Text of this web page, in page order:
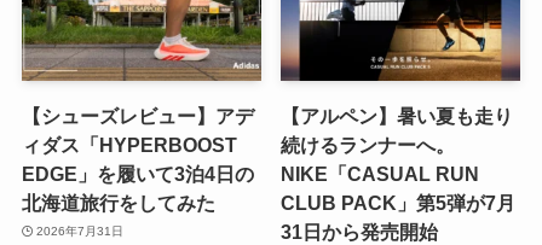
【シューズレビュー】アデ
ィダス「HYPERBOOST
EDGE」を履いて3泊4日の
北海道旅行をしてみた
2026年7月31日
【アルペン】暑い夏も走り
続けるランナーへ。
NIKE「CASUAL RUN
CLUB PACK」第5弾が7月
31日から発売開始